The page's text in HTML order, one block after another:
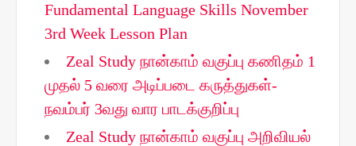
Fundamental Language Skills November
3rd Week Lesson Plan
Zeal Study நான்காம் வகுப்பு கணிதம் 1
முதல் 5 வரை அடிப்படை கருத்துகள்-
நவம்பர் 3வது வார பாடக்குறிப்பு
Zeal Study நான்காம் வகுப்பு அறிவியல்